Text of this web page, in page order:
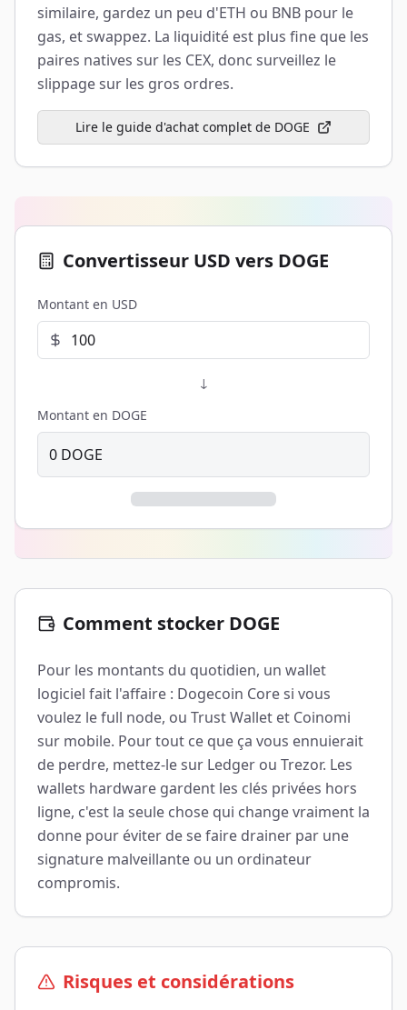
similaire, gardez un peu d'ETH ou BNB pour le
gas, et swappez. La liquidité est plus fine que les
paires natives sur les CEX, donc surveillez le
slippage sur les gros ordres.
Lire le guide d'achat complet de DOGE
Convertisseur USD vers DOGE
Montant en USD
↓
Montant en DOGE
0 DOGE
Comment stocker DOGE
Pour les montants du quotidien, un wallet
logiciel fait l'affaire : Dogecoin Core si vous
voulez le full node, ou Trust Wallet et Coinomi
sur mobile. Pour tout ce que ça vous ennuierait
de perdre, mettez-le sur Ledger ou Trezor. Les
wallets hardware gardent les clés privées hors
ligne, c'est la seule chose qui change vraiment la
donne pour éviter de se faire drainer par une
signature malveillante ou un ordinateur
compromis.
Risques et considérations